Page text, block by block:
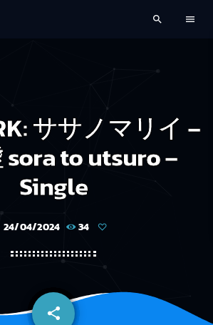
search menu
ササノマリイ –
sora to utsuro –
Single
24/04/2024 34
share
email